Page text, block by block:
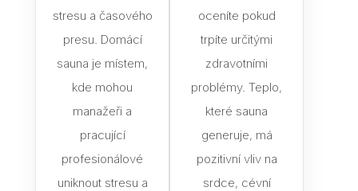
stresu a časového
presu. Domácí
sauna je místem,
kde mohou
manažeři a
pracující
profesionálové
uniknout stresu a
oceníte pokud
trpíte určitými
zdravotními
problémy. Teplo,
které sauna
generuje, má
pozitivní vliv na
srdce, cévní